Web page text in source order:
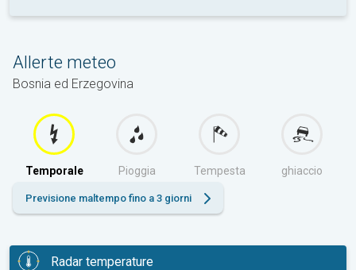
Allerte meteo
Bosnia ed Erzegovina
Temporale Pioggia Tempesta ghiaccio
Previsione maltempo fino a 3 giorni
Radar temperature